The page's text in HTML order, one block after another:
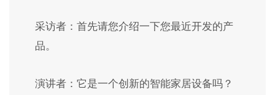
采访者：首先请您介绍一下您最近开发的产
品。
演讲者：它是一个创新的智能家居设备吗？